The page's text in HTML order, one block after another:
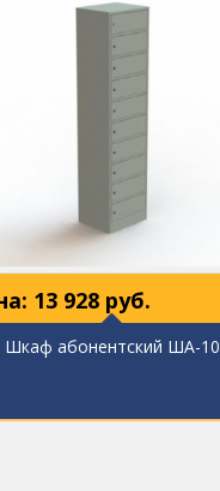
13 928 руб.
Шкаф абонентский ША-10